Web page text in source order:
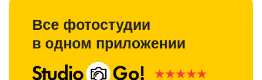
Все фотостудии
в одном приложении